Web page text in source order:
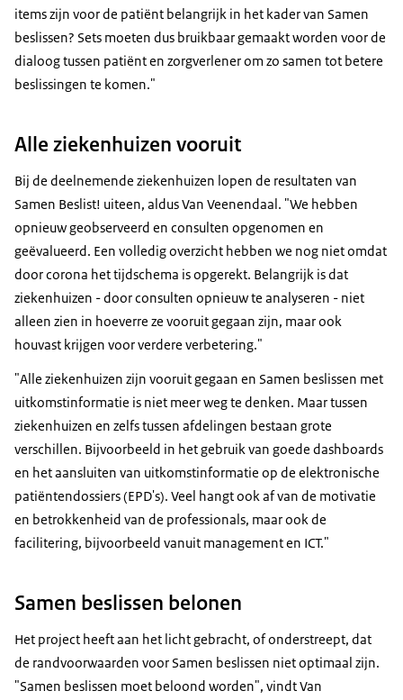
items zijn voor de patiënt belangrijk in het kader van Samen
beslissen? Sets moeten dus bruikbaar gemaakt worden voor de
dialoog tussen patiënt en zorgverlener om zo samen tot betere
beslissingen te komen."
Alle ziekenhuizen vooruit
Bij de deelnemende ziekenhuizen lopen de resultaten van
Samen Beslist! uiteen, aldus Van Veenendaal. "We hebben
opnieuw geobserveerd en consulten opgenomen en
geëvalueerd. Een volledig overzicht hebben we nog niet omdat
door corona het tijdschema is opgerekt. Belangrijk is dat
ziekenhuizen - door consulten opnieuw te analyseren - niet
alleen zien in hoeverre ze vooruit gegaan zijn, maar ook
houvast krijgen voor verdere verbetering."
"Alle ziekenhuizen zijn vooruit gegaan en Samen beslissen met
uitkomstinformatie is niet meer weg te denken. Maar tussen
ziekenhuizen en zelfs tussen afdelingen bestaan grote
verschillen. Bijvoorbeeld in het gebruik van goede dashboards
en het aansluiten van uitkomstinformatie op de elektronische
patiëntendossiers (EPD's). Veel hangt ook af van de motivatie
en betrokkenheid van de professionals, maar ook de
facilitering, bijvoorbeeld vanuit management en ICT."
Samen beslissen belonen
Het project heeft aan het licht gebracht, of onderstreept, dat
de randvoorwaarden voor Samen beslissen niet optimaal zijn.
"Samen beslissen moet beloond worden", vindt Van